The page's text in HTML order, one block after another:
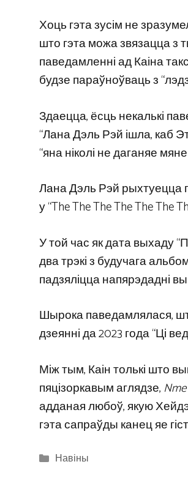
Хоць гэта зусім не
што гэта можа звязацца з
паведамленні ад Каіна
будзе параўноўваць з
Здаецца, ёсць некалькі
“Лана Дэль Рэй ішла, каб
“яна ніколі не даганяе
Лана Дэль Рэй рыхтуецца
у “The The The The The The
У той час як дата выхаду
два трэкі з будучага
падзяліцца напярэдадні
Шырока паведамлялася,
дзеянні да 2023 года “Ці
Між тым, Каін толькі што
пяцізоркавым аглядзе, Nme
адданая любоў, якую
гэта сапраўды канец яе
Categories
Навіны